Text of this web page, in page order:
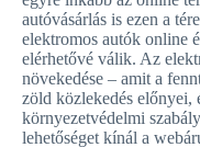
autóvásárlás is ezen a
elektromos autók online
elérhetővé válik. Az
növekedése – amit a
zöld közlekedés előnyei,
környezetvédelmi
lehetőséget kínál a